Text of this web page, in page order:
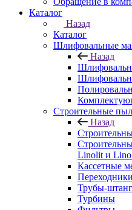
Каталог
Назад
Каталог
Шлифовальные
Назад
Строительные
Назад
Linolit и
Кассетные
Переходники
Трубы-
Турбины